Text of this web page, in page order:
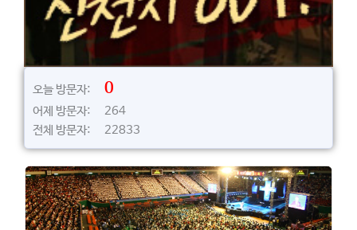
오늘 방문자: 0
어제 방문자: 264
전체 방문자: 22833